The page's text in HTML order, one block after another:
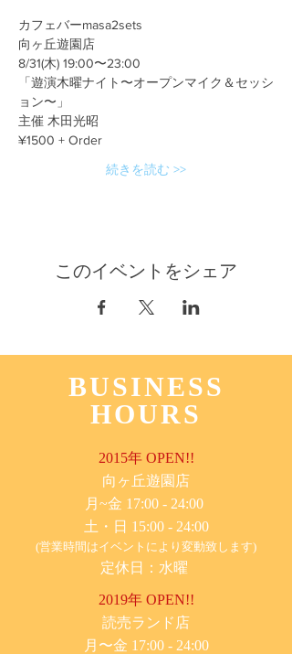
カフェバーmasa2sets
向ヶ丘遊園店
8/31(木) 19:00〜23:00
「遊演木曜ナイト〜オープンマイク＆セッシ
ョン〜」
主催 木田光昭
¥1500 + Order
続きを読む >>
このイベントをシェア
BUSINESS
HOURS
2015年 OPEN!!
​向ヶ丘遊園店
月~金 17:00 - 24:00
土・日 15:00 - 24:00
(営業時間はイベントにより変動致します)
定休日：水曜
2019年 OPEN!!
​読売ランド店
月〜金 17:00 - 24:00